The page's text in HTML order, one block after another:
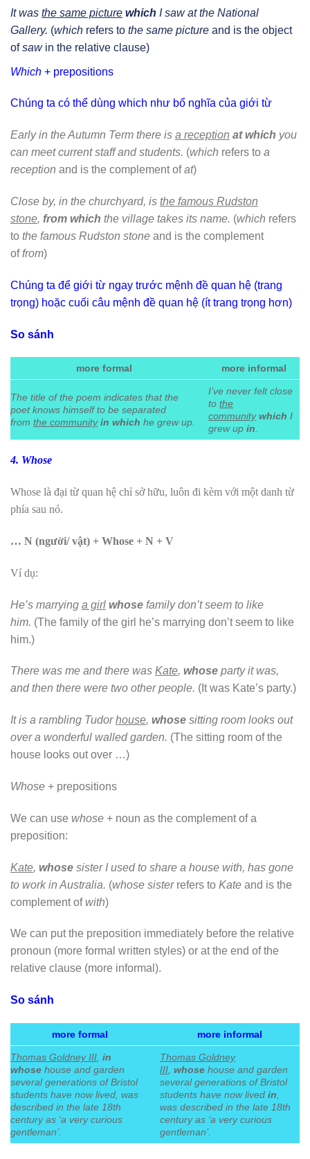
It was the same picture which I saw at the National
Gallery. (which refers to the same picture and is the object
ofsawin the relative clause)
Which + prepositions
Chúng ta có thể dùng which như bổ nghĩa của giới từ
Early in the Autumn Term there is a reception at which you
can meet current staff and students. (which refers to a
reception and is the complement ofat)
Close by, in the churchyard, is the famous Rudston
stone, from which the village takes its name. (which refers
to the famous Rudston stone and is the complement
offrom)
Chúng ta để giới từ ngay trước mệnh đề quan hệ (trang
trọng) hoặc cuối câu mệnh đề quan hệ (ít trang trọng hơn)
So sánh
more formal more informal
The title of the poem indicates that the
poet knows himself to be separated
from the community in which he grew up.
I’ve never felt close
tothe
community which I
grew upin.
4. Whose
Whose là đại từ quan hệ chỉ sở hữu, luôn đi kèm với một danh từ
phía sau nó.
… N (người/ vật) + Whose + N + V
Ví dụ:
He’s marrying a girl whose family don’t seem to like
him. (The family of the girl he’s marrying don’t seem to like
him.)
There was me and there was Kate, whose party it was,
and then there were two other people. (It was Kate’s party.)
It is a rambling Tudorhouse, whose sitting room looks out
over a wonderful walled garden. (The sitting room of the
house looks out over …)
Whose + prepositions
We can use whose + noun as the complement of a
preposition:
Kate, whose sister I used to share a house with, has gone
to work in Australia. (whose sisterrefers to Kate and is the
complement of with)
We can put the preposition immediately before the relative
pronoun (more formal written styles) or at the end of the
relative clause (more informal).
So sánh
more formal more informal
Thomas Goldney III in
whose house and garden
several generations of Bristol
students have now lived, was
described in the late 18th
century as ‘a very curious
gentleman’.
Thomas Goldney
III ,whose house and garden
several generations of Bristol
students have now livedin
was described in the late 18th
century as ‘a very curious
gentleman’.